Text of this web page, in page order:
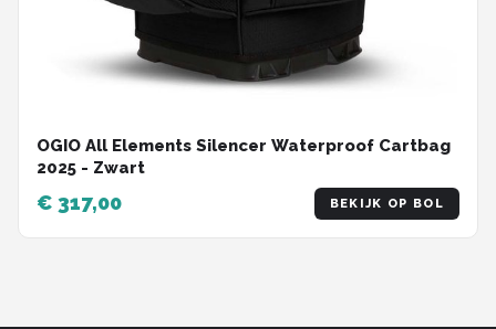
OGIO All Elements Silencer Waterproof Cartbag
2025 - Zwart
€ 317,00 BEKIJK OP BOL